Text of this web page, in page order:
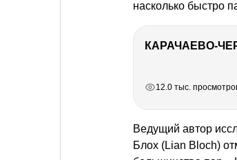
насколько быстро
КАРАЧАЕВО-
12.0 тыс.
Ведущий автор
Блох (Lian Bloch)